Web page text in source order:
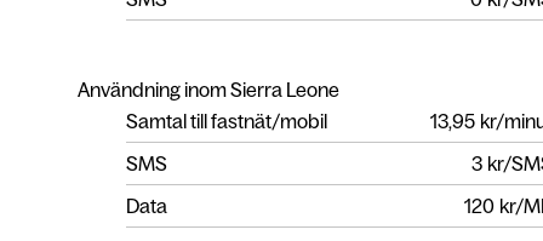
Användning inom Sierra Leone
Samtal till fastnät/mobil
13,95 kr/
SMS
3 kr/
Data
120 kr/